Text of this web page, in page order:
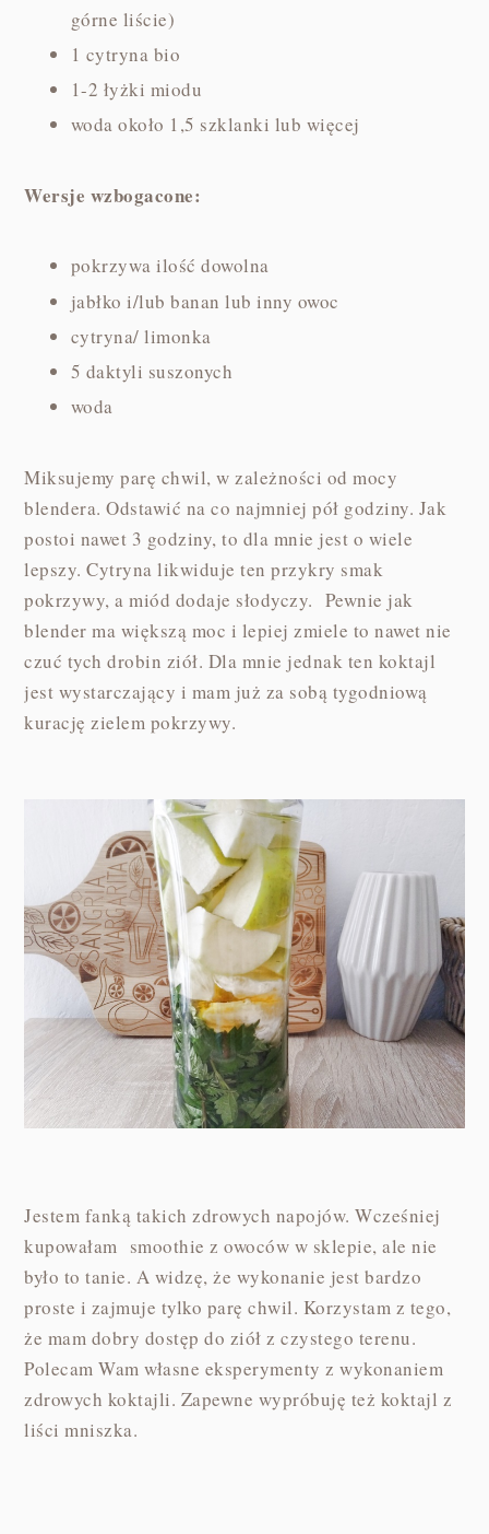
górne liście)
1 cytryna bio
1-2 łyżki miodu
woda około 1,5 szklanki lub więcej
Wersje wzbogacone:
pokrzywa ilość dowolna
jabłko i/lub banan lub inny owoc
cytryna/ limonka
5 daktyli suszonych
woda
Miksujemy parę chwil, w zależności od mocy
blendera. Odstawić na co najmniej pół godziny. Jak
postoi nawet 3 godziny, to dla mnie jest o wiele
lepszy. Cytryna likwiduje ten przykry smak
pokrzywy, a miód dodaje słodyczy. Pewnie jak
blender ma większą moc i lepiej zmiele to nawet nie
czuć tych drobin ziół. Dla mnie jednak ten koktajl
jest wystarczający i mam już za sobą tygodniową
kurację zielem pokrzywy.
Jestem fanką takich zdrowych napojów. Wcześniej
kupowałam smoothie z owoców w sklepie, ale nie
było to tanie. A widzę, że wykonanie jest bardzo
proste i zajmuje tylko parę chwil. Korzystam z tego,
że mam dobry dostęp do ziół z czystego terenu.
Polecam Wam własne eksperymenty z wykonaniem
zdrowych koktajli. Zapewne wypróbuję też koktajl z
liści mniszka.